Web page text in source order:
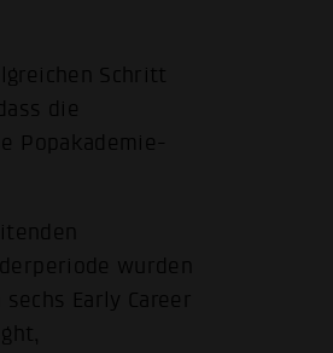
Schritt
die
Popakademie-
wurden
Early Career